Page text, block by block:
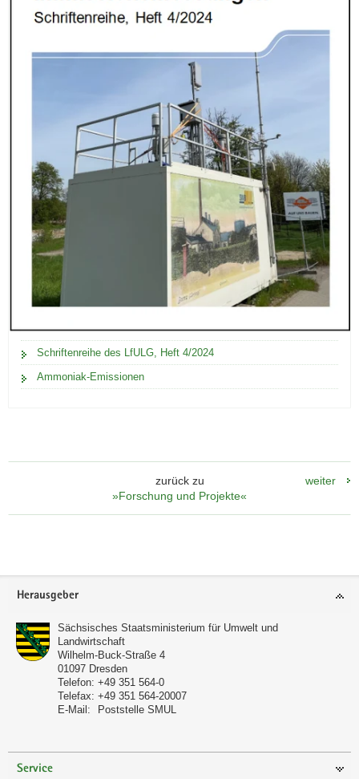
Schriftenreihe des LfULG, Heft 4/2024
Ammoniak-Emissionen
zurück zu
»Forschung und Projekte«
weiter
Footer-
Herausgeber
Sächsisches Staatsministerium für Umwelt und
Landwirtschaft
Wilhelm-Buck-Straße 4
01097 Dresden
Telefon: +49 351 564-0
Telefax: +49 351 564-20007
E-Mail:
Poststelle SMUL
Service